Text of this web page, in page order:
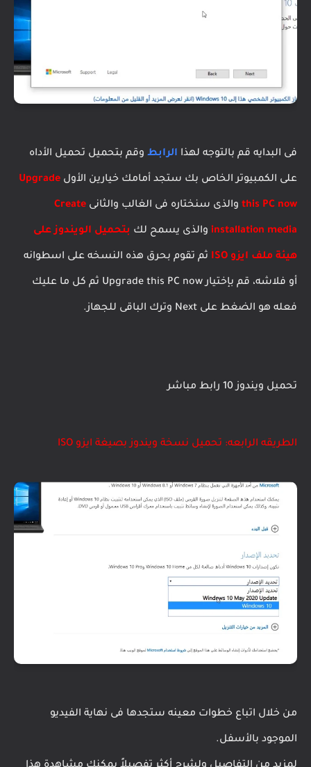
فى البدايه قم بالتوجه لهذا الرابط وقم بتحميل تحميل الأداه
على الكمبيوتر الخاص بك ستجد أمامك خيارين الأول Upgrade
this PC now والذى سنختاره فى الغالب والثانى Create
installation media والذى يسمح لك بتحميل الويندوز على
هيئة ملف ايزو ISO ثم تقوم بحرق هذه النسخه على اسطوانه
أو فلاشه، قم بإختيار Upgrade this PC now ثم كل ما عليك
فعله هو الضغط على Next وترك الباقى للجهاز.
تحميل ويندوز 10 رابط مباشر
الطريقه الرابعه: تحميل نسخة ويندوز بصيغة ايزو ISO
من خلال اتباع خطوات معينه ستجدها فى نهاية الفيديو
الموجود بالأسفل.